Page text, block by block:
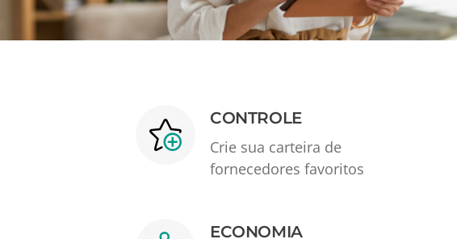
CONTROLE
Crie sua carteira de
fornecedores favoritos
ECONOMIA